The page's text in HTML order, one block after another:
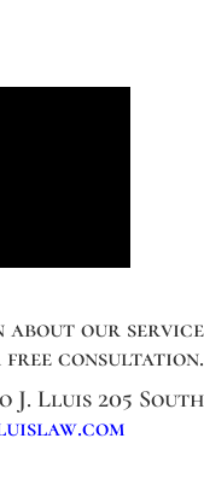
our
free consultation.
Lluis 205